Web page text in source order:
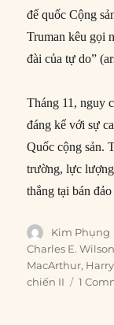
đế quốc Cộng
Truman kêu gọi
đài của tự do”
Tháng 11, nguy
đáng kể với sự
Quốc cộng sản.
trường, lực
thắng tại bán
Author
Kim Phụng
Charles E. Wilson
MacArthur,
chiến II
1